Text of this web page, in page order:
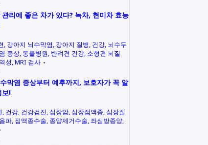
관리에 좋은 차가 있다? 녹차, 현미차 효능
강아지 뇌수막염 강아지 질병 건강 뇌수두
증상 동물병원 반려견 건강 소형견 뇌질
성 MRI 검사
막염 증상부터 예후까지, 보호자가 꼭 알
보!
건강 건강검진 심장암 심장점액종 심장질
파 점액종수술 종양제거수술 좌심방종양